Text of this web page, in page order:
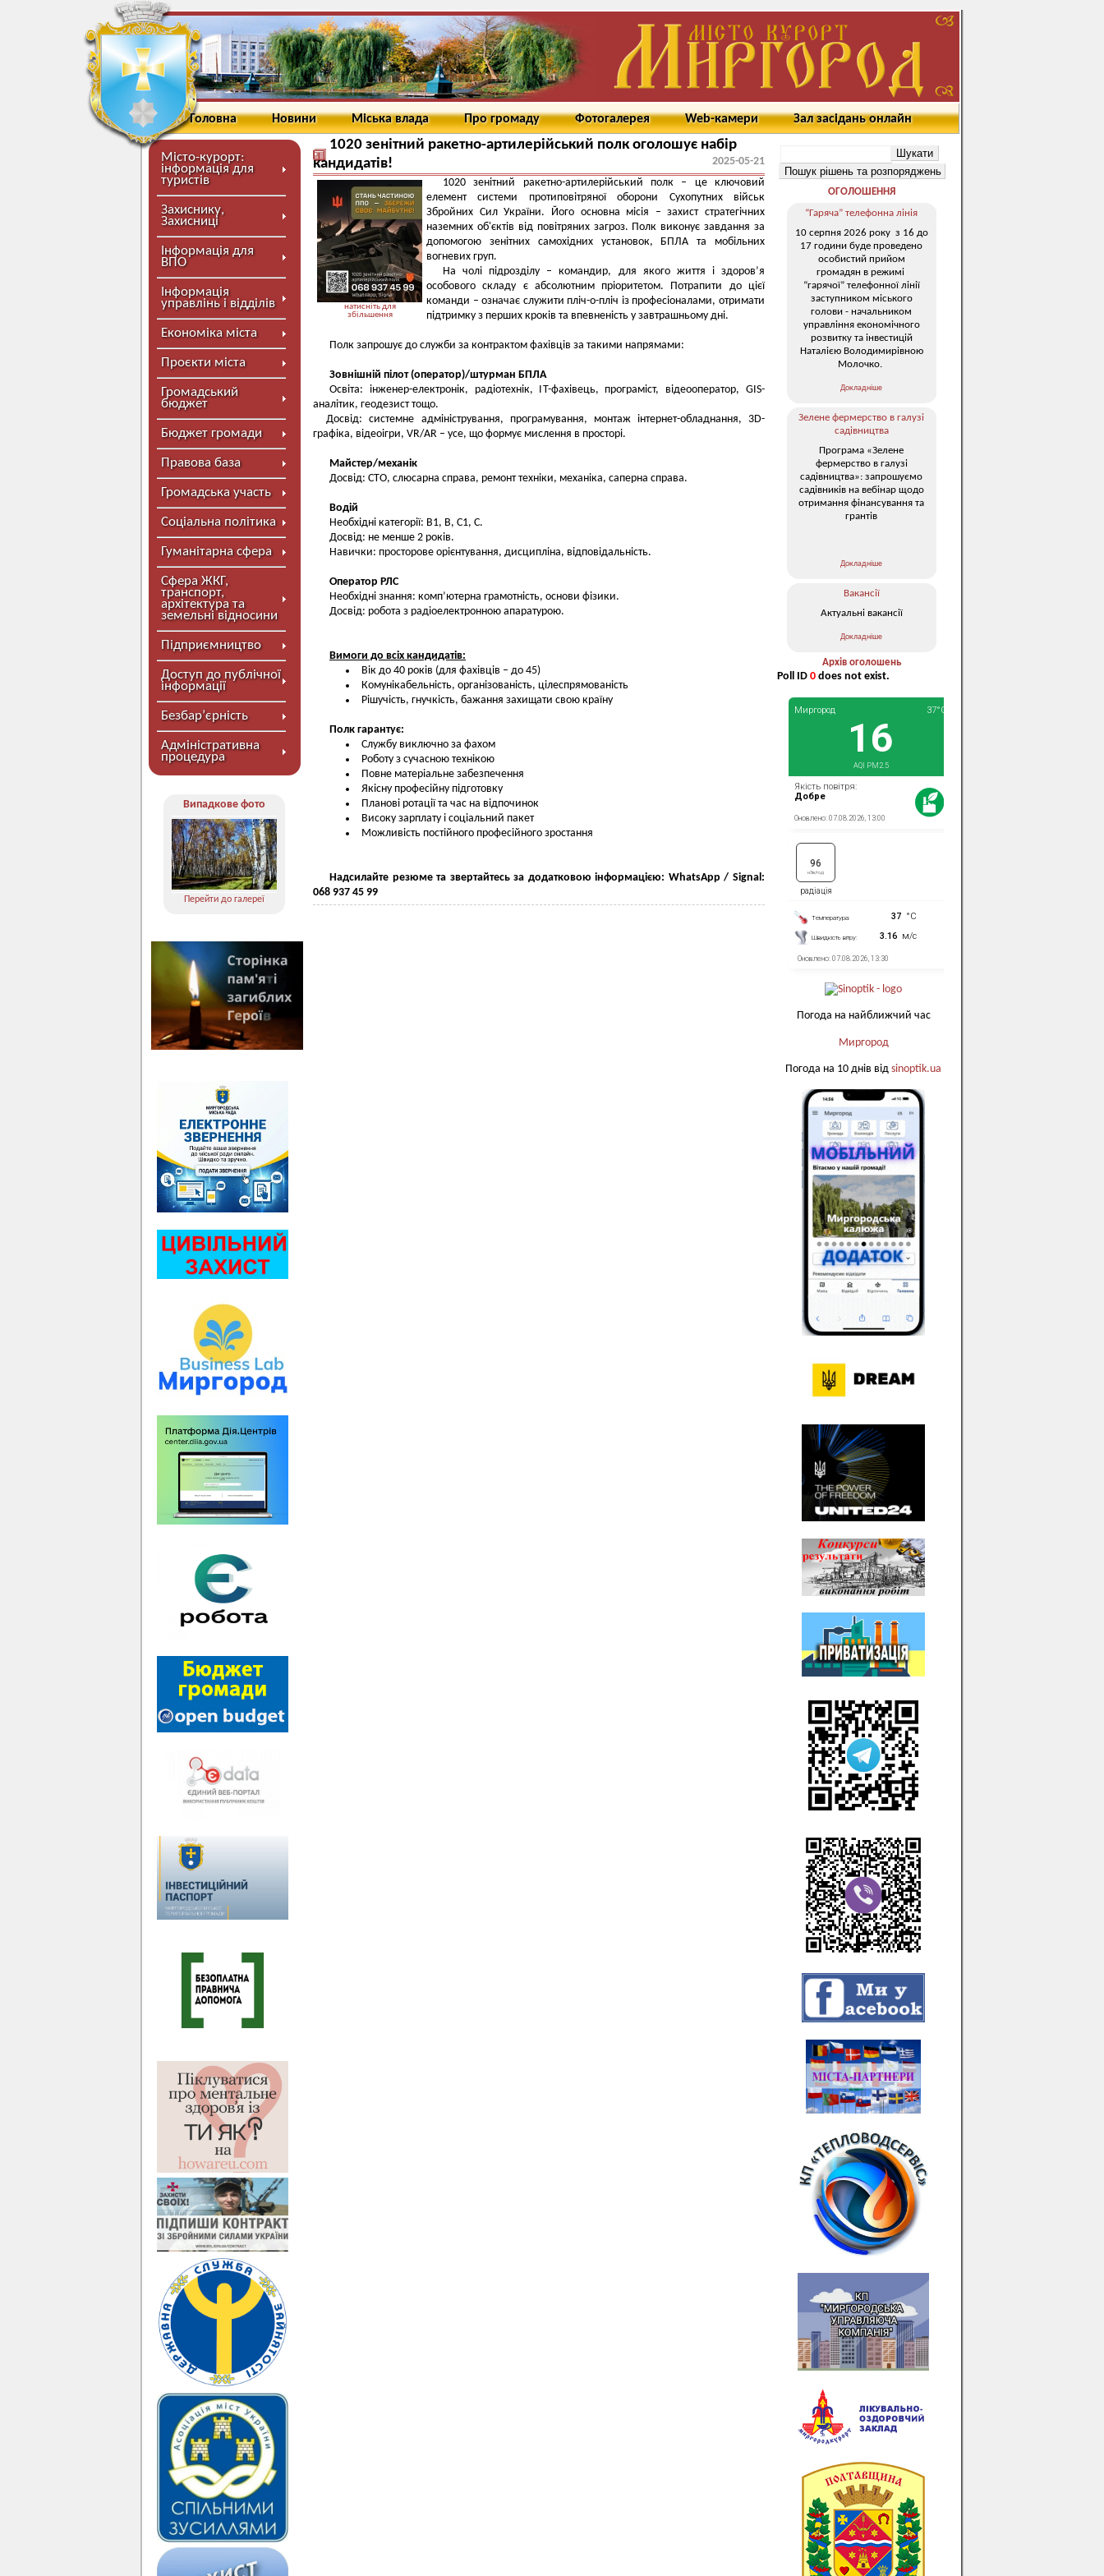
Головна Новини Міська влада Про громаду Фотогалерея Web-камери Зал засідань онлайн
Місто-курорт:
інформація для
туристів
Захиснику,
Захисниці
Інформація для
ВПО
Інформація
управлінь і відділів
Економіка міста
Проєкти міста
Громадський
бюджет
Бюджет громади
Правова база
Громадська участь
Соціальна політика
Гуманітарна сфера
Сфера ЖКГ,
транспорт,
архітектура та
земельні відносини
Підприємництво
Доступ до публічної
інформації
Безбар’єрність
Адміністративна
процедура
Випадкове фото
Перейти до галереї
1020 зенітний ракетно-артилерійський полк оголошує набір
кандидатів!
2025-05-21
натисніть для
збільшення
1020 зенітний ракетно-артилерійський полк – це ключовий
елемент системи протиповітряної оборони Сухопутних військ
Збройних Сил України. Його основна місія – захист стратегічних
наземних об'єктів від повітряних загроз. Полк виконує завдання за
допомогою зенітних самохідних установок, БПЛА та мобільних
вогневих груп.
На чолі підрозділу – командир, для якого життя і здоров’я
особового складу є абсолютним пріоритетом. Потрапити до цієї
команди – означає служити пліч-о-пліч із професіоналами, отримати
підтримку з перших кроків та впевненість у завтрашньому дні.
Полк запрошує до служби за контрактом фахівців за такими напрямами:
Зовнішній пілот (оператор)/штурман БПЛА
Освіта: інженер-електронік, радіотехнік, IT-фахівець, програміст, відеооператор, GIS-
аналітик, геодезист тощо.
Досвід: системне адміністрування, програмування, монтаж інтернет-обладнання, 3D-
графіка, відеоігри, VR/AR – усе, що формує мислення в просторі.
Майстер/механік
Досвід: СТО, слюсарна справа, ремонт техніки, механіка, саперна справа.
Водій
Необхідні категорії: B1, B, C1, C.
Досвід: не менше 2 років.
Навички: просторове орієнтування, дисципліна, відповідальність.
Оператор РЛС
Необхідні знання: комп’ютерна грамотність, основи фізики.
Досвід: робота з радіоелектронною апаратурою.
Вимоги до всіх кандидатів:
Вік до 40 років (для фахівців – до 45)
Комунікабельність, організованість, цілеспрямованість
Рішучість, гнучкість, бажання захищати свою країну
Полк гарантує:
Службу виключно за фахом
Роботу з сучасною технікою
Повне матеріальне забезпечення
Якісну професійну підготовку
Планові ротації та час на відпочинок
Високу зарплату і соціальний пакет
Можливість постійного професійного зростання
Надсилайте резюме та звертайтесь за додатковою інформацією: WhatsApp / Signal:
068 937 45 99
ОГОЛОШЕННЯ
“Гаряча” телефонна лінія
10 серпня 2026 року з 16 до
17 години буде проведено
особистий прийом
громадян в режимі
“гарячої” телефонної лінії
заступником міського
голови - начальником
управління економічного
розвитку та інвестицій
Наталією Володимирівною
Молочко.
Докладніше
Зелене фермерство в галузі
садівництва
Програма «Зелене
фермерство в галузі
садівництва»: запрошуємо
садівників на вебінар щодо
отримання фінансування та
грантів
Докладніше
Вакансії
Актуальні вакансії
Докладніше
Архів оголошень
Poll ID 0 does not exist.
Погода на найближчий час
Миргород
Погода на 10 днів від sinoptik.ua